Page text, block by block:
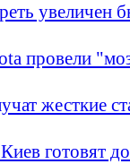
увеличен
провели
жесткие
готовят